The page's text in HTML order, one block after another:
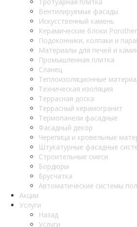
Вентилируемые фасады
Искусственный камень
Керамические блоки
Подоконники, колпаки и
Материалы для печей и
Промышленная плитка
Сланец
Теплоизоляционные
Техническая изоляция
Террасная доска
Террасный керамогранит
Термопанели фасадные
Фасадный декор
Черепица и кровельные
Штукатурные фасадные
Строительные смеси
Бордюры
Брусчатка
Автоматические системы
Акции
Услуги
Назад
Услуги